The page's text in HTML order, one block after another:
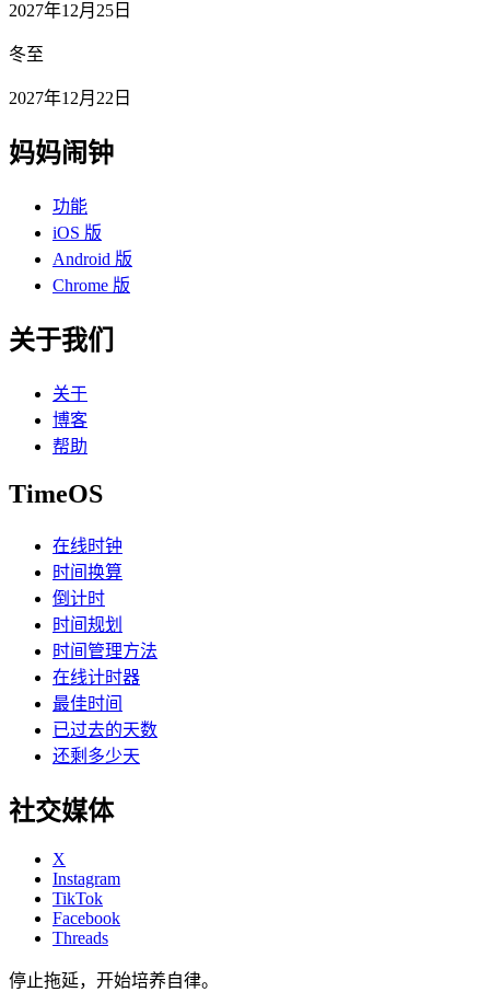
2027年12月25日
冬至
2027年12月22日
妈妈闹钟
功能
iOS 版
Android 版
Chrome 版
关于我们
关于
博客
帮助
TimeOS
在线时钟
时间换算
倒计时
时间规划
时间管理方法
在线计时器
最佳时间
已过去的天数
还剩多少天
社交媒体
X
Instagram
TikTok
Facebook
Threads
停止拖延，开始培养自律。